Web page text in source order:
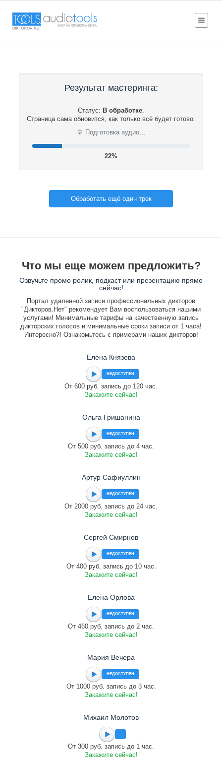
Результат мастеринга:
Статус: В обработке.
Страница сама обновится, как только всё будет готово.
⟳ Подготовка аудио…
22%
Обработать ещё один трек
Что мы еще можем предложить?
Озвучьте промо ролик, подкаст или презентацию прямо
сейчас!
Портал удаленной записи профессиональных дикторов
"Дикторов.Нет" рекомендует Вам воспользоваться нашими
услугами! Минимальные тарифы на качественную запись
дикторских голосов и минимальные сроки записи от 1 часа!
Интересно?! Ознакомьтесь с примерами наших дикторов!
Елена Князева
НЕДОСТУПЕН
От 600 руб. запись до 120 час.
Закажите сейчас!
Ольга Гришанина
НЕДОСТУПЕН
От 500 руб. запись до 4 час.
Закажите сейчас!
Артур Сафиуллин
НЕДОСТУПЕН
От 2000 руб. запись до 24 час.
Закажите сейчас!
Сергей Смирнов
НЕДОСТУПЕН
От 400 руб. запись до 10 час.
Закажите сейчас!
Елена Орлова
НЕДОСТУПЕН
От 460 руб. запись до 2 час.
Закажите сейчас!
Мария Вечера
НЕДОСТУПЕН
От 1000 руб. запись до 3 час.
Закажите сейчас!
Михаил Молотов
От 300 руб. запись до 1 час.
Закажите сейчас!